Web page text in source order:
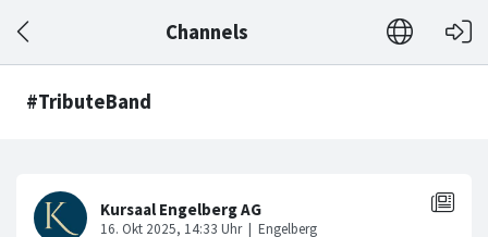
Channels
#TributeBand